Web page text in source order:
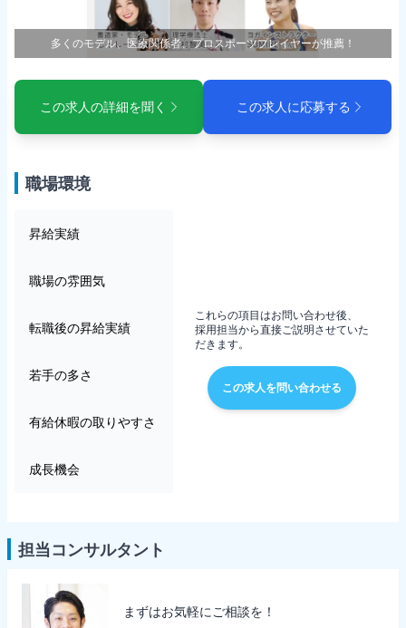
多くのモデル、医療関係者、プロスポーツプレイヤーが推薦！
この求人の詳細を聞く この求人に応募する
職場環境
昇給実績
職場の雰囲気
転職後の昇給実績
若手の多さ
有給休暇の取りやすさ
成長機会
これらの項目はお問い合わせ後、
採用担当から直接ご説明させていた
だきます。
この求人を問い合わせる
担当コンサルタント
まずはお気軽にご相談を！